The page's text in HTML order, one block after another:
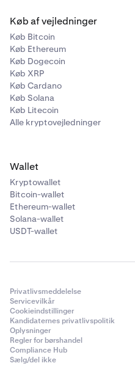
Køb af vejledninger
Køb Bitcoin
Køb Ethereum
Køb Dogecoin
Køb XRP
Køb Cardano
Køb Solana
Køb Litecoin
Alle kryptovejledninger
Wallet
Kryptowallet
Bitcoin-wallet
Ethereum-wallet
Solana-wallet
USDT-wallet
Privatlivsmeddelelse
Servicevilkår
Cookieindstillinger
Kandidaternes privatlivspolitik
Oplysninger
Regler for børshandel
Compliance Hub
Sælg/del ikke